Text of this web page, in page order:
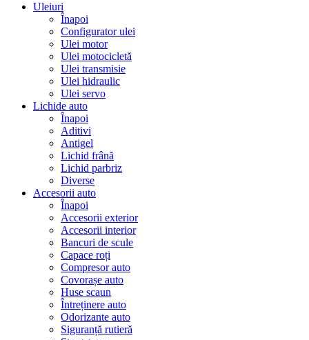
Uleiuri
Înapoi
Configurator ulei
Ulei motor
Ulei motocicletă
Ulei transmisie
Ulei hidraulic
Ulei servo
Lichide auto
Înapoi
Aditivi
Antigel
Lichid frână
Lichid parbriz
Diverse
Accesorii auto
Înapoi
Accesorii exterior
Accesorii interior
Bancuri de scule
Capace roți
Compresor auto
Covorașe auto
Huse scaun
Întreținere auto
Odorizante auto
Siguranță rutieră